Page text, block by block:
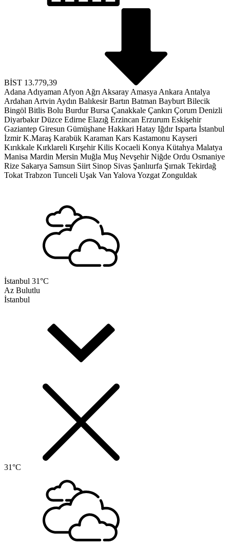
BİST 13.779,39
Adana Adıyaman Afyon Ağrı Aksaray Amasya Ankara Antalya
Ardahan Artvin Aydın Balıkesir Bartın Batman Bayburt Bilecik
Bingöl Bitlis Bolu Burdur Bursa Çanakkale Çankırı Çorum Denizli
Diyarbakır Düzce Edirne Elazığ Erzincan Erzurum Eskişehir
Gaziantep Giresun Gümüşhane Hakkari Hatay Iğdır Isparta İstanbul
İzmir K.Maraş Karabük Karaman Kars Kastamonu Kayseri
Kırıkkale Kırklareli Kırşehir Kilis Kocaeli Konya Kütahya Malatya
Manisa Mardin Mersin Muğla Muş Nevşehir Niğde Ordu Osmaniye
Rize Sakarya Samsun Siirt Sinop Sivas Şanlıurfa Şırnak Tekirdağ
Tokat Trabzon Tunceli Uşak Van Yalova Yozgat Zonguldak
İstanbul 31°C
Az Bulutlu
İstanbul
31°C